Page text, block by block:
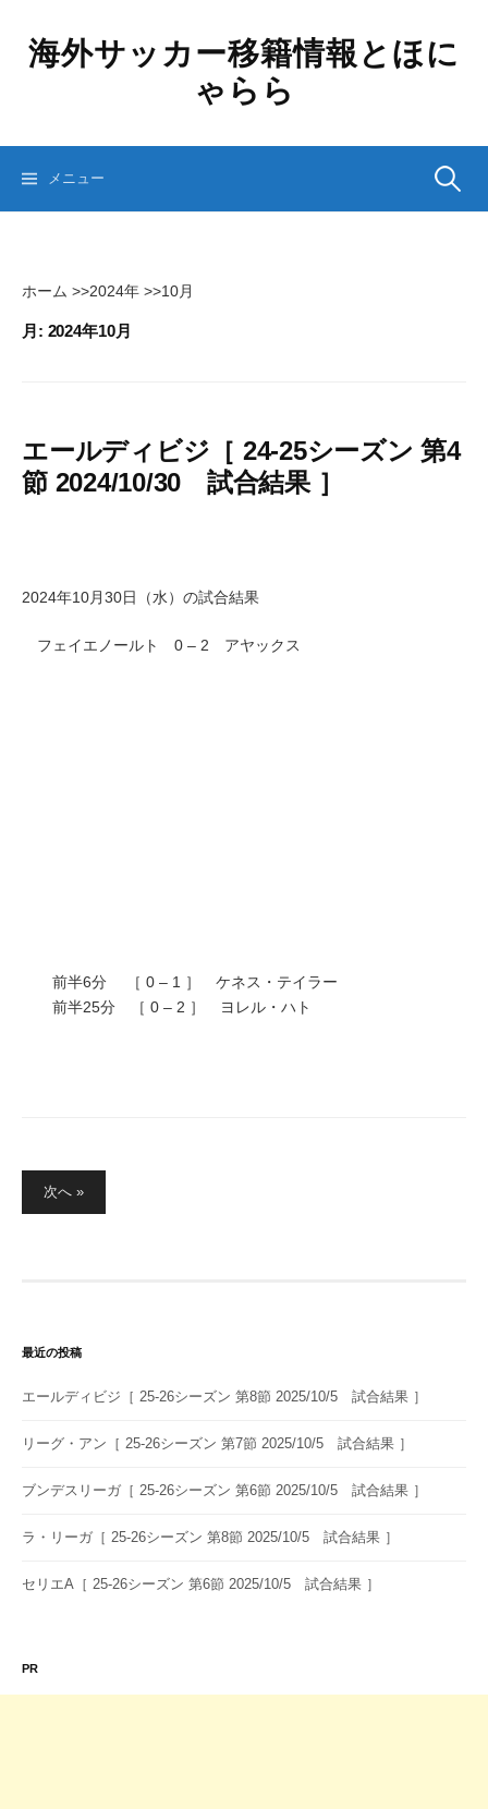
ッ
海外サッカー移籍情報とほに
ゃらら
メニュー 検
ホーム >>2024年 >>10月
月: 2024年10月
エールディビジ［ 24-25シーズン 第4
節 2024/10/30 試合結果 ］
2024年10月30日（水）の試合結果
フェイエノールト 0 – 2 アヤックス
前半6分 ［ 0 – 1 ］ ケネス・テイラー
前半25分 ［ 0 – 2 ］ ヨレル・ハト
稿
送
次へ »
最近の投稿
エールディビジ［ 25-26シーズン 第8節 2025/10/5 試合結果 ］
リーグ・アン［ 25-26シーズン 第7節 2025/10/5 試合結果 ］
ブンデスリーガ［ 25-26シーズン 第6節 2025/10/5 試合結果 ］
ラ・リーガ［ 25-26シーズン 第8節 2025/10/5 試合結果 ］
セリエA［ 25-26シーズン 第6節 2025/10/5 試合結果 ］
PR